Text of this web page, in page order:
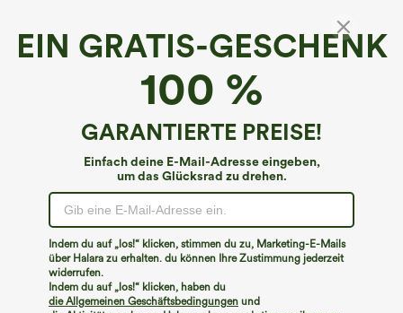
EIN GRATIS-GESCHENK
100 %
GARANTIERTE PREISE!
Einfach deine E-Mail-Adresse eingeben,
um das Glücksrad zu drehen.
Indem du auf „los!“ klicken, stimmen du zu, Marketing-E-Mails
über Halara zu erhalten. du können Ihre Zustimmung jederzeit
widerrufen.
Indem du auf „los!“ klicken, haben du
die Allgemeinen Geschäftsbedingungen und
V-Ausschnitt Volant Slim Arbeits-Tanktop